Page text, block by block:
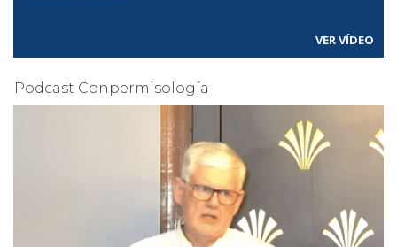
VER VÍDEO
Podcast Conpermisología